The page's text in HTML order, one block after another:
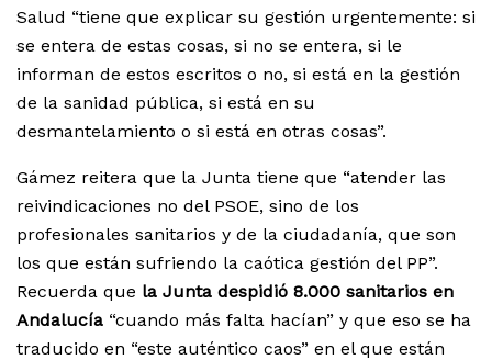
Salud “tiene que explicar su gestión urgentemente: si
se entera de estas cosas, si no se entera, si le
informan de estos escritos o no, si está en la gestión
de la sanidad pública, si está en su
desmantelamiento o si está en otras cosas”.
Gámez reitera que la Junta tiene que “atender las
reivindicaciones no del PSOE, sino de los
profesionales sanitarios y de la ciudadanía, que son
los que están sufriendo la caótica gestión del PP”.
Recuerda que la Junta despidió 8.000 sanitarios en
Andalucía “cuando más falta hacían” y que eso se ha
traducido en “este auténtico caos” en el que están